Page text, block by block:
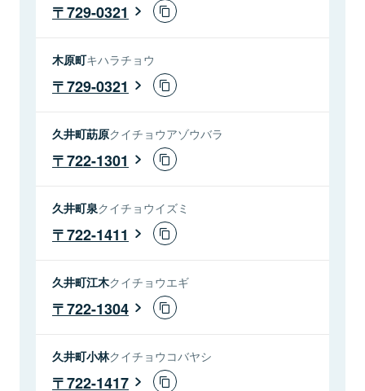
729-0321
木原町キハラチョウ
729-0321
久井町莇原クイチョウアゾウバラ
722-1301
久井町泉クイチョウイズミ
722-1411
久井町江木クイチョウエギ
722-1304
久井町小林クイチョウコバヤシ
722-1417